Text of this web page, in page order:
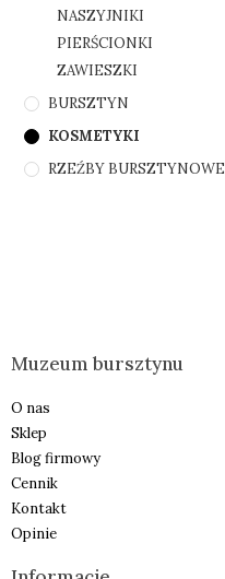
NASZYJNIKI
PIERŚCIONKI
ZAWIESZKI
BURSZTYN
KOSMETYKI
RZEŹBY BURSZTYNOWE
Muzeum bursztynu
O nas
Sklep
Blog firmowy
Cennik
Kontakt
Opinie